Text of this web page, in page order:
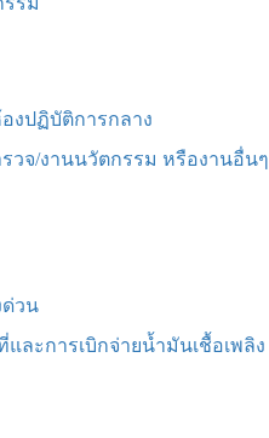
งปฏิบัติการกลาง
วจ/งานนวัตกรรม หรืองานอื่นๆ
ด่วน
ะการเบิกจ่ายน้ำมันเชื้อเพลิง